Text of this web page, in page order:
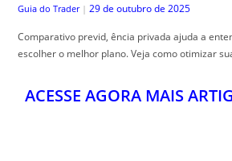
Guia do Trader | 29 de outubro de 2025
Comparativo previd, ência privada ajuda a
escolher o melhor plano. Veja como otimizar
ACESSE AGORA MAIS